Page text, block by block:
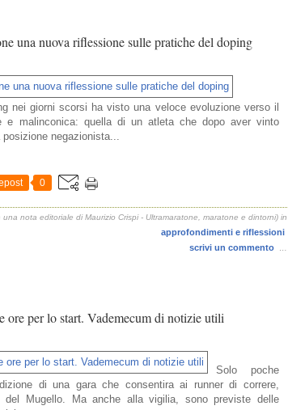
una nuova riflessione sulle pratiche del doping
nei giorni scorsi ha visto una veloce evoluzione verso il
malinconica: quella di un atleta che dopo aver vinto
negazionista...
0
nota editoriale di Maurizio Crispi - Ultramaratone, maratone e dintorni) in
approfondimenti e riflessioni
scrivi un commento
per lo start. Vademecum di notizie utili
Solo poche
di una gara che consentira ai runner di correre,
Mugello. Ma anche alla vigilia, sono previste delle